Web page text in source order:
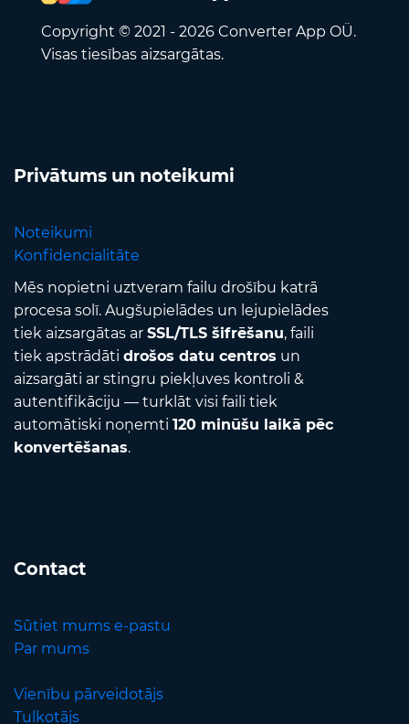
Copyright © 2021 - 2026 Converter App OÜ.
Visas tiesības aizsargātas.
Privātums un noteikumi
Noteikumi
Konfidencialitāte
Mēs nopietni uztveram failu drošību katrā
procesa solī. Augšupielādes un lejupielādes
tiek aizsargātas ar SSL/TLS šifrēšanu, faili
tiek apstrādāti drošos datu centros un
aizsargāti ar stingru piekļuves kontroli &
autentifikāciju — turklāt visi faili tiek
automātiski noņemti 120 minūšu laikā pēc
konvertēšanas.
Contact
Sūtiet mums e-pastu
Par mums
Vienību pārveidotājs
Tulkotājs